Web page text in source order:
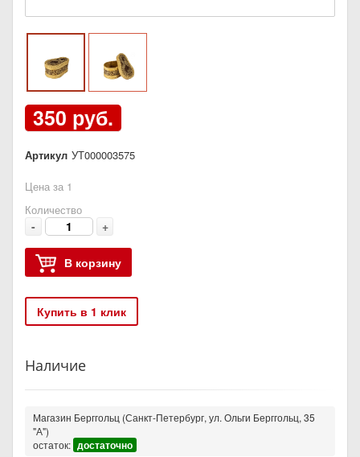
350 руб.
Артикул УТ000003575
Цена за 1
Количество
- +
В корзину
Купить в 1 клик
Наличие
Магазин Берггольц (Санкт-Петербург, ул. Ольги Берггольц, 35
"А")
остаток: достаточно